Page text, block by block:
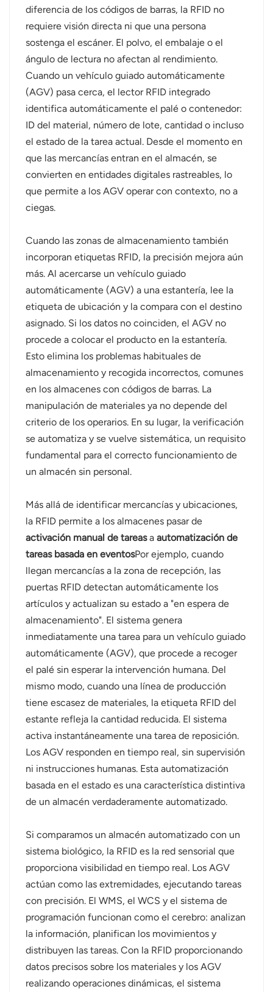
diferencia de los códigos de barras, la RFID no
requiere visión directa ni que una persona
sostenga el escáner. El polvo, el embalaje o el
ángulo de lectura no afectan al rendimiento.
Cuando un vehículo guiado automáticamente
(AGV) pasa cerca, el lector RFID integrado
identifica automáticamente el palé o contenedor:
ID del material, número de lote, cantidad o incluso
el estado de la tarea actual. Desde el momento en
que las mercancías entran en el almacén, se
convierten en entidades digitales rastreables, lo
que permite a los AGV operar con contexto, no a
ciegas.
Cuando las zonas de almacenamiento también
incorporan etiquetas RFID, la precisión mejora aún
más. Al acercarse un vehículo guiado
automáticamente (AGV) a una estantería, lee la
etiqueta de ubicación y la compara con el destino
asignado. Si los datos no coinciden, el AGV no
procede a colocar el producto en la estantería.
Esto elimina los problemas habituales de
almacenamiento y recogida incorrectos, comunes
en los almacenes con códigos de barras. La
manipulación de materiales ya no depende del
criterio de los operarios. En su lugar, la verificación
se automatiza y se vuelve sistemática, un requisito
fundamental para el correcto funcionamiento de
un almacén sin personal.
Más allá de identificar mercancías y ubicaciones,
la RFID permite a los almacenes pasar de
activación manual de tareasaautomatización de
tareas basada en eventosPor ejemplo, cuando
llegan mercancías a la zona de recepción, las
puertas RFID detectan automáticamente los
artículos y actualizan su estado a "en espera de
almacenamiento". El sistema genera
inmediatamente una tarea para un vehículo guiado
automáticamente (AGV), que procede a recoger
el palé sin esperar la intervención humana. Del
mismo modo, cuando una línea de producción
tiene escasez de materiales, la etiqueta RFID del
estante refleja la cantidad reducida. El sistema
activa instantáneamente una tarea de reposición.
Los AGV responden en tiempo real, sin supervisión
ni instrucciones humanas. Esta automatización
basada en el estado es una característica distintiva
de un almacén verdaderamente automatizado.
Si comparamos un almacén automatizado con un
sistema biológico, la RFID es la red sensorial que
proporciona visibilidad en tiempo real. Los AGV
actúan como las extremidades, ejecutando tareas
con precisión. El WMS, el WCS y el sistema de
programación funcionan como el cerebro: analizan
la información, planifican los movimientos y
distribuyen las tareas. Con la RFID proporcionando
datos precisos sobre los materiales y los AGV
realizando operaciones dinámicas, el sistema